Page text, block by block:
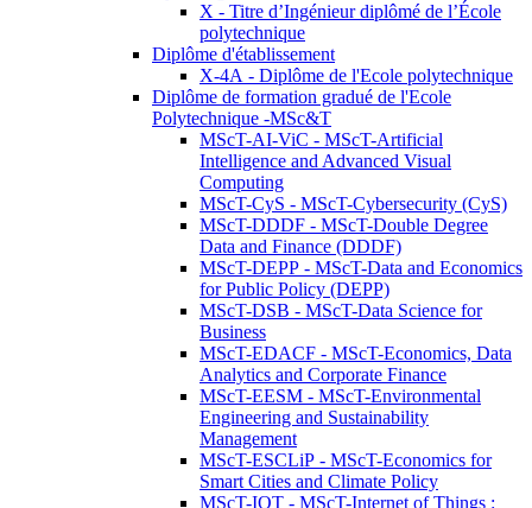
X - Titre d’Ingénieur diplômé de l’École
polytechnique
Diplôme d'établissement
X-4A - Diplôme de l'Ecole polytechnique
Diplôme de formation gradué de l'Ecole
Polytechnique -MSc&T
MScT-AI-ViC - MScT-Artificial
Intelligence and Advanced Visual
Computing
MScT-CyS - MScT-Cybersecurity (CyS)
MScT-DDDF - MScT-Double Degree
Data and Finance (DDDF)
MScT-DEPP - MScT-Data and Economics
for Public Policy (DEPP)
MScT-DSB - MScT-Data Science for
Business
MScT-EDACF - MScT-Economics, Data
Analytics and Corporate Finance
MScT-EESM - MScT-Environmental
Engineering and Sustainability
Management
MScT-ESCLiP - MScT-Economics for
Smart Cities and Climate Policy
MScT-IOT - MScT-Internet of Things :